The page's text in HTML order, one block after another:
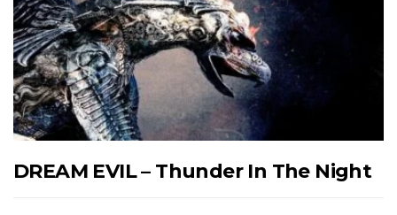
DREAM EVIL – Thunder In The Night